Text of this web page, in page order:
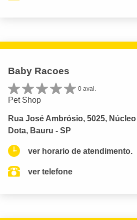
Baby Racoes
0 aval.
Pet Shop
Rua José Ambrósio, 5025,
Dota, Bauru - SP
ver horario de atendimento.
ver telefone